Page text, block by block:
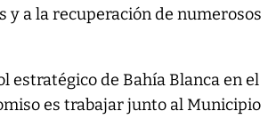
y a la recuperación de numerosos
estratégico de Bahía Blanca en el
es trabajar junto al Municipio